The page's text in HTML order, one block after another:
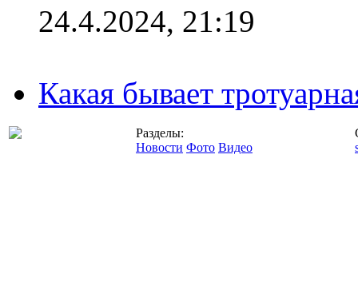
24.4.2024, 21:19
Какая бывает
Разделы:
Новости Фото Видео